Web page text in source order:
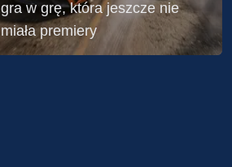
gra w grę, która jeszcze nie
miała premiery